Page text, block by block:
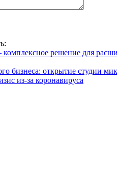
решение для
из-за коронавируса